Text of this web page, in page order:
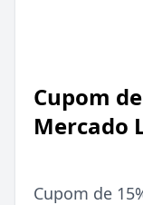
Cupom
Mercado
Cupom de